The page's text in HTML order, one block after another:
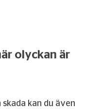
olyckan är
kan du även